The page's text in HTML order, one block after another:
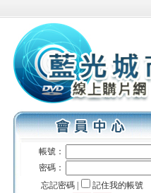
帳號：
密碼：
忘記密碼 |
記住我的帳號